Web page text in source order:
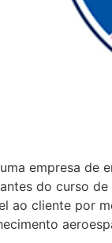
empresa de
do curso
ao cliente por